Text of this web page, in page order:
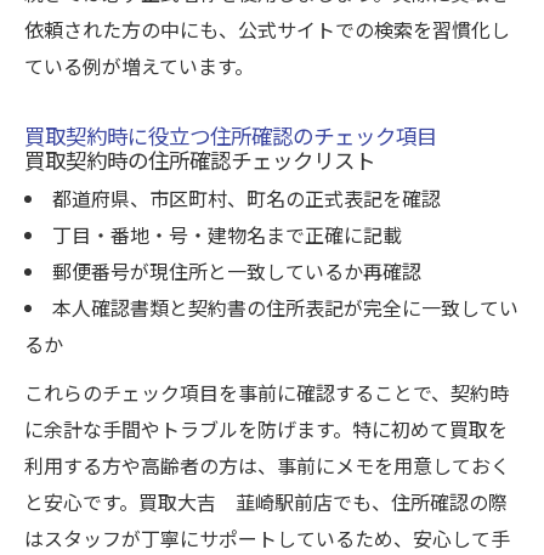
依頼された方の中にも、公式サイトでの検索を習慣化し
ている例が増えています。
買取契約時に役立つ住所確認のチェック項目
買取契約時の住所確認チェックリスト
都道府県、市区町村、町名の正式表記を確認
丁目・番地・号・建物名まで正確に記載
郵便番号が現住所と一致しているか再確認
本人確認書類と契約書の住所表記が完全に一致してい
るか
これらのチェック項目を事前に確認することで、契約時
に余計な手間やトラブルを防げます。特に初めて買取を
利用する方や高齢者の方は、事前にメモを用意しておく
と安心です。買取大吉 韮崎駅前店でも、住所確認の際
はスタッフが丁寧にサポートしているため、安心して手